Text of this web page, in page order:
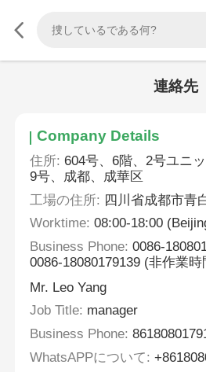
連絡先
Company Details
住所: 604号、6階、2号ユニ
9号、成都、成華区
工場の住所: 四川省成都市青
Worktime: 08:00-18:00
Business Phone: 0086-
0086-18080179139 (非作業時
Mr. Leo Yang
Job Title: manager
Business Phone:
WhatsAPPについて: